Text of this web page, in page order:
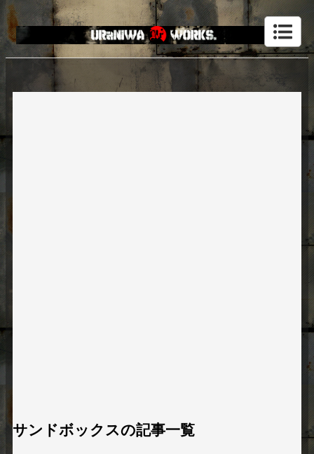
サンドボックスの記事一覧